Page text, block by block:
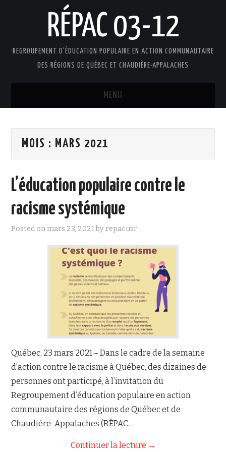
RÉPAC 03-12
REGROUPEMENT D'ÉDUCATION POPULAIRE EN ACTION COMMUNAUTAIRE
DES RÉGIONS DE QUÉBEC ET CHAUDIÈRE-APPALACHES
MENU
PRÉSENTATION
FAIRE UN DON !
NOUS JOINDRE
MOIS : MARS 2021
L’éducation populaire contre le
racisme systémique
Posted onmars 23, 2021byrepacusr
Québec, 23 mars 2021 – Dans le cadre de la semaine
d’action contre le racisme à Québec, des dizaines de
personnes ont participé, à l’invitation du
Regroupement d’éducation populaire en action
communautaire des régions de Québec et de
Chaudière-Appalaches (RÉPAC…
Continuer la lecture →